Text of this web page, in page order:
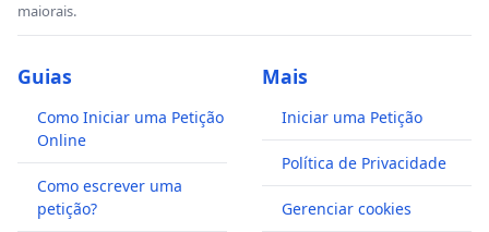
maiorais.
Guias
Como Iniciar uma Petição
Online
Como escrever uma
petição?
Mais
Iniciar uma Petição
Política de Privacidade
Gerenciar cookies